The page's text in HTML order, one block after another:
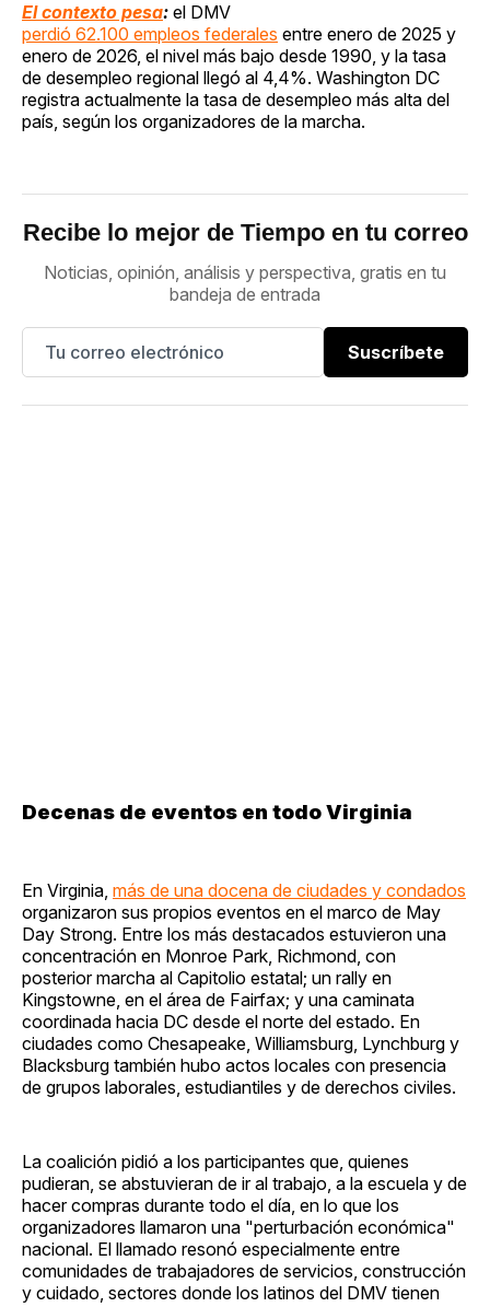
El contexto pesa: el DMV
perdió 62.100 empleos federales entre enero de 2025 y
enero de 2026, el nivel más bajo desde 1990, y la tasa
de desempleo regional llegó al 4,4%. Washington DC
registra actualmente la tasa de desempleo más alta del
país, según los organizadores de la marcha.
Recibe lo mejor de Tiempo en tu correo
Noticias, opinión, análisis y perspectiva, gratis en tu
bandeja de entrada
Suscríbete
Decenas de eventos en todo Virginia
En Virginia, más de una docena de ciudades y condados
organizaron sus propios eventos en el marco de May
Day Strong. Entre los más destacados estuvieron una
concentración en Monroe Park, Richmond, con
posterior marcha al Capitolio estatal; un rally en
Kingstowne, en el área de Fairfax; y una caminata
coordinada hacia DC desde el norte del estado. En
ciudades como Chesapeake, Williamsburg, Lynchburg y
Blacksburg también hubo actos locales con presencia
de grupos laborales, estudiantiles y de derechos civiles.
La coalición pidió a los participantes que, quienes
pudieran, se abstuvieran de ir al trabajo, a la escuela y de
hacer compras durante todo el día, en lo que los
organizadores llamaron una "perturbación económica"
nacional. El llamado resonó especialmente entre
comunidades de trabajadores de servicios, construcción
y cuidado, sectores donde los latinos del DMV tienen